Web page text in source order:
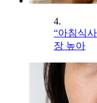
4.
“아침식
장 높아